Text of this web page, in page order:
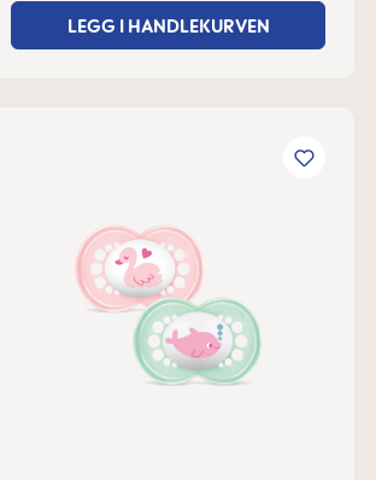
LEGG I HANDLEKURVEN